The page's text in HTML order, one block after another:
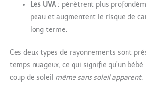
Les UVA: pénètrent plus
peau et augmentent le risque de
long terme.
Ces deux types de rayonnements sont
temps nuageux, ce qui signifie qu’un
coup de soleil même sans soleil apparent.